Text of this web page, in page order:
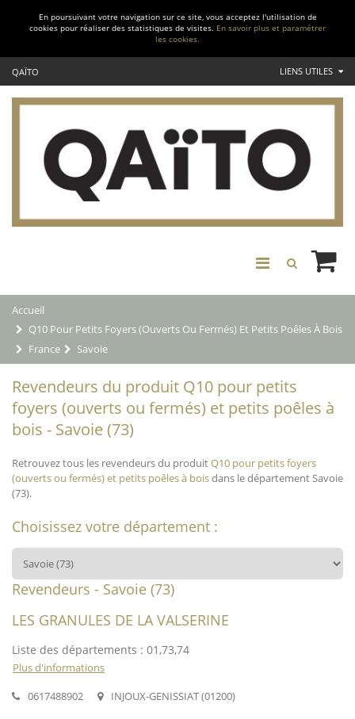
En poursuivant votre navigation sur ce site, vous acceptez l'utilisation de
cookies pour réaliser des statistiques de visites. En savoir plus et paramétrer
les cookies.
QAÏTO LIENS UTILES
Accueil
Q10 Pour Petits Foyers (ouverts Ou Fermés) Et Petits Poêles À Bois
France
Savoie
Revendeurs du produit Q10 pour petits
foyers (ouverts ou fermés) et petits poêles à
bois - Savoie (73)
Retrouvez tous les revendeurs du produitQ10 pour petits foyers
(ouverts ou fermés) et petits poêles à boisdans le département Savoie
(73).
Choisissez votre département :
Revendeurs - Savoie (73)
LES GRANULES DE LA VALSERINE
Liste des départements : 01,73,74
Plus d'informations
0617488902
INJOUX-GENISSIAT (01200)